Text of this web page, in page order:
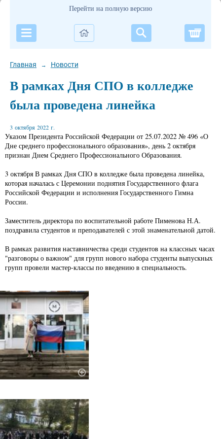
Перейти на полную версию
Главная → Новости
В рамках Дня СПО в колледже
была проведена линейка
3 октября 2022 г.
Указом Президента Российской Федерации от 25.07.2022 № 496 «О
Дне среднего профессионального образования», день 2 октября
признан Днем Среднего Профессионального Образования.
3 октября В рамках Дня СПО в колледже была проведена линейка,
которая началась с Церемонии поднятия Государственного флага
Российской Федерации и исполнения Государственного Гимна
России.
Заместитель директора по воспитательной работе Пименова Н.А.
поздравила студентов и преподавателей с этой знаменательной датой.
В рамках развития наставничества среди студентов на классных часах
"разговоры о важном" для групп нового набора студенты выпускных
групп провели мастер-классы по введению в специальность.